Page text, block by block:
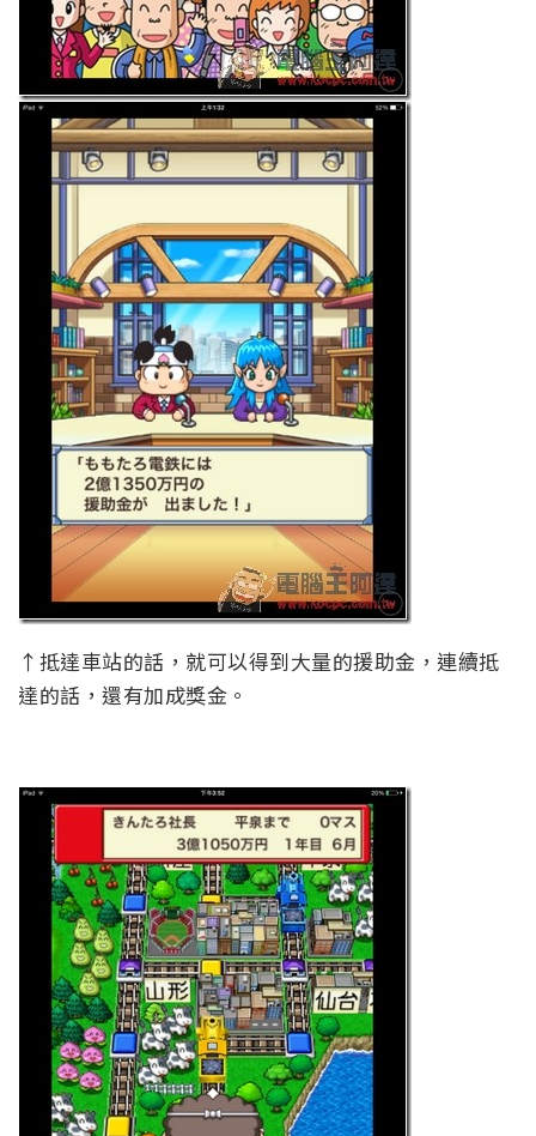
↑抵達車站的話，就可以得到大量的援助金，連續抵
達的話，還有加成獎金。